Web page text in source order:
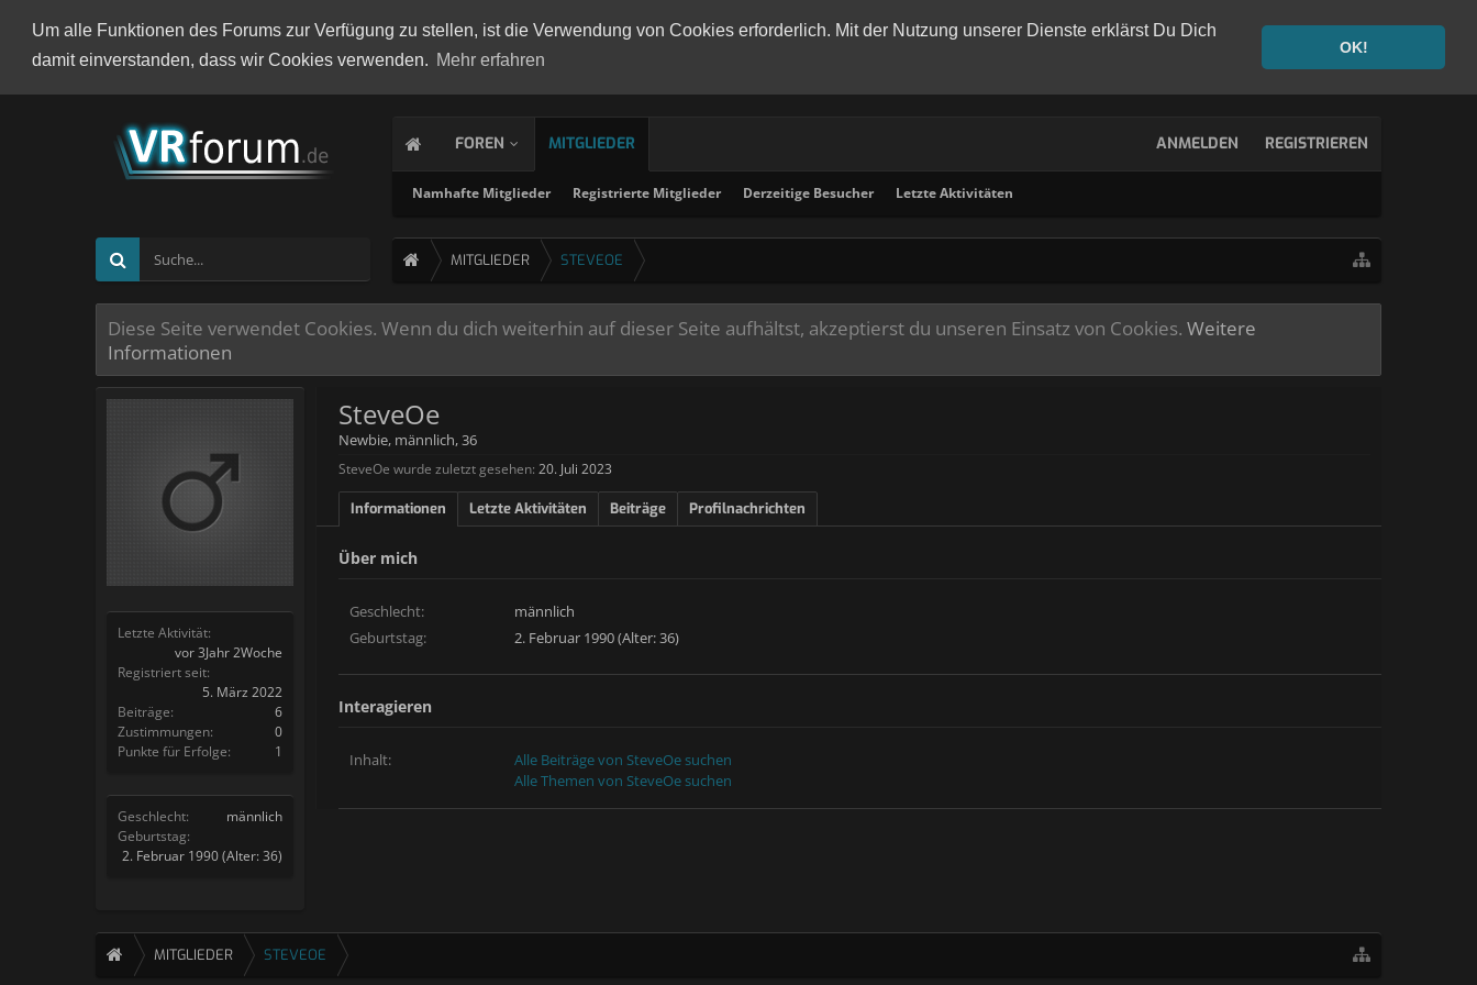
Um alle Funktionen des Forums zur Verfügung zu stellen, ist die Verwendung von Cookies erforderlich. Mit der Nutzung unserer Dienste erklärst Du Dich
damit einverstanden, dass wir Cookies verwenden. Mehr erfahren
OK!
FOREN MITGLIEDER
Namhafte Mitglieder Registrierte Mitglieder Derzeitige Besucher Letzte Aktivitäten
ANMELDEN REGISTRIEREN
MITGLIEDER STEVEOE
Diese Seite verwendet Cookies. Wenn du dich weiterhin auf dieser Seite aufhältst, akzeptierst du unseren Einsatz von Cookies. Weitere
Informationen
Letzte Aktivität:
vor 3Jahr 2Woche
Registriert seit:
5. März 2022
Beiträge:
6
Zustimmungen:
0
Punkte für Erfolge:
1
Geschlecht:
männlich
Geburtstag:
2. Februar 1990(Alter: 36)
SteveOe
Newbie, männlich, 36
SteveOe wurde zuletzt gesehen: 20. Juli 2023
Informationen Letzte Aktivitäten Beiträge Profilnachrichten
Über mich
Geschlecht:
männlich
Geburtstag:
2. Februar 1990 (Alter: 36)
Interagieren
Inhalt:
Alle Beiträge von SteveOe suchen
Alle Themen von SteveOe suchen
MITGLIEDER STEVEOE